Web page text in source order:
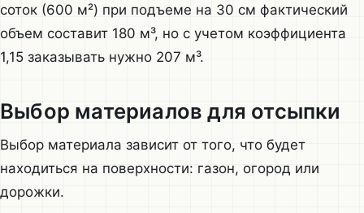
соток (600 м²) при подъеме на 30 см фактический
объем составит 180 м³, но с учетом коэффициента
1,15 заказывать нужно 207 м³.
Выбор материалов для отсыпки
Выбор материала зависит от того, что будет
находиться на поверхности: газон, огород или
дорожки.